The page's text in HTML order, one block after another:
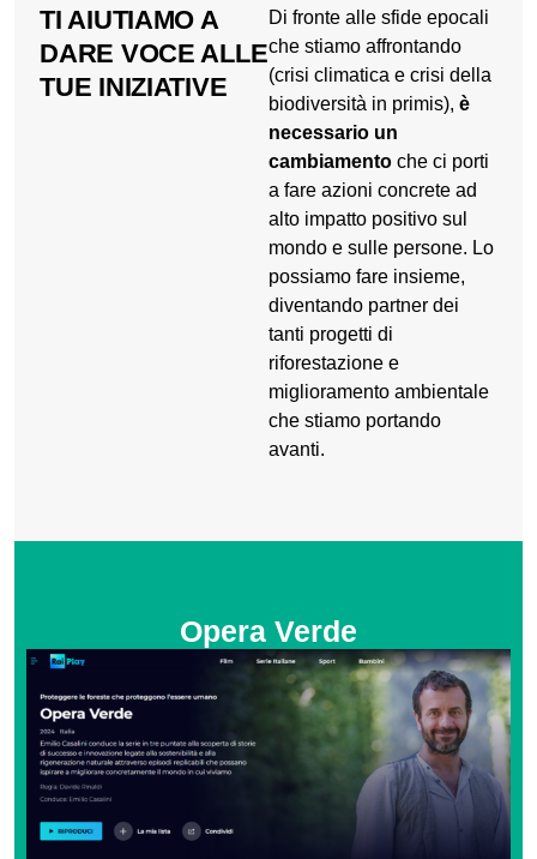
TI AIUTIAMO A
DARE VOCE ALLE
TUE INIZIATIVE
Di fronte alle sfide epocali
che stiamo affrontando
(crisi climatica e crisi della
biodiversità in primis), è
necessario un
cambiamento che ci porti
a fare azioni concrete ad
alto impatto positivo sul
mondo e sulle persone. Lo
possiamo fare insieme,
diventando partner dei
tanti progetti di
riforestazione e
miglioramento ambientale
che stiamo portando
avanti.
Opera Verde